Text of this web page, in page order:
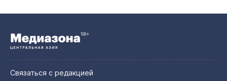
Связаться с редакцией